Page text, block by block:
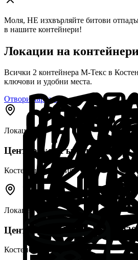
Моля, НЕ изхвърляйте битови
в нашите контейнери!
Локации на
Всички 2 контейнера М-Текс в
ключови и удобни места.
Отвори картата
Локация
Център, ул. Търговска 4-10,
Костенец, България
Локация2
Център, ул. „Белмекен“, 2030
Костенец